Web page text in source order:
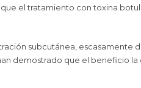
el tratamiento con toxina
subcutánea, escasamente
demostrado que el beneficio